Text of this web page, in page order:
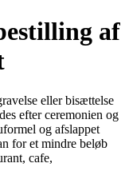
af
eller bisættelse
efter ceremonien og
og afslappet
for et mindre beløb
cafe,